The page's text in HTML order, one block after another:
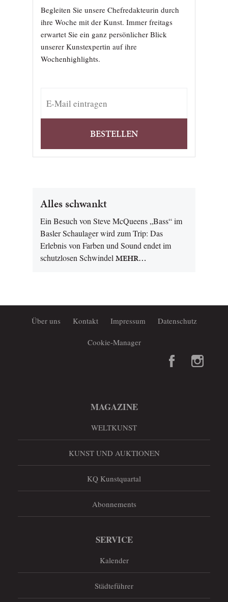
Begleiten Sie unsere Chefredakteurin durch
ihre Woche mit der Kunst. Immer freitags
erwartet Sie ein ganz persönlicher Blick
unserer Kunstexpertin auf ihre
Wochenhighlights.
BESTELLEN
Alles schwankt
Ein Besuch von Steve McQueens „Bass“ im
Basler Schaulager wird zum Trip: Das
Erlebnis von Farben und Sound endet im
schutzlosen Schwindel MEHR…
Über uns Kontakt Impressum Datenschutz
Cookie-Manager
MAGAZINE
WELTKUNST
KUNST UND AUKTIONEN
KQ Kunstquartal
Abonnements
SERVICE
Kalender
Städteführer